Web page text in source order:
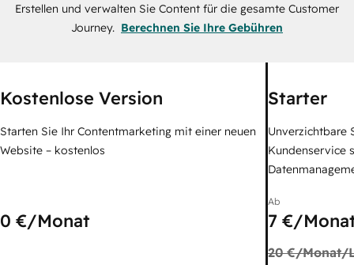
Erstellen und verwalten Sie Content für die gesamte Customer
Journey. Berechnen Sie Ihre Gebühren
Kostenlose Version
Starten Sie Ihr Contentmarketing mit einer neuen
Website – kostenlos
0 €/Monat
Starter
Unverzichtbare
Kundenservice
Ab
7 €/
20 €/Monat/